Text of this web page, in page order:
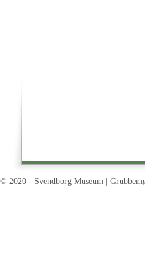
© 2020 - Svendborg Museum |